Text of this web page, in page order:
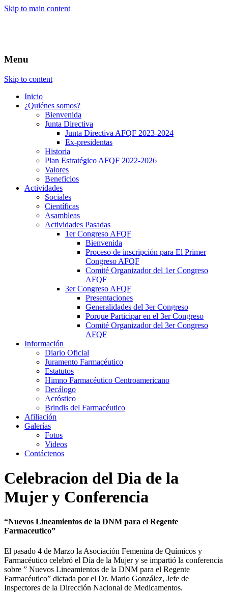
Skip to main content
Menu
Skip to content
Inicio
¿Quiénes somos?
Bienvenida
Junta Directiva
Junta Directiva AFQF 2023-2024
Ex-presidentas
Historia
Plan Estratégico AFQF 2022-2026
Valores
Beneficios
Actividades
Sociales
Científicas
Asambleas
Actividades Pasadas
1er Congreso AFQF
Bienvenida
Proceso de inscripción para El Primer
Congreso AFQF
Comité Organizador del 1er Congreso
AFQF
3er Congreso AFQF
Presentaciones
Generalidades del 3er Congreso
Porque Participar en el 3er Congreso
Comité Organizador del 3er Congreso
AFQF
Información
Diario Oficial
Juramento Farmacéutico
Estatutos
Himno Farmacéutico Centroamericano
Decálogo
Acróstico
Brindis del Farmacéutico
Afiliación
Galerías
Fotos
Videos
Contáctenos
Celebracion del Dia de la
Mujer y Conferencia
“Nuevos Lineamientos de la DNM para el Regente
Farmaceutico”
El pasado 4 de Marzo la Asociación Femenina de Químicos y
Farmacéutico celebró el Día de la Mujer y se impartió la conferencia
sobre ” Nuevos Lineamientos de la DNM para el Regente
Farmacéutico” dictada por el Dr. Mario González, Jefe de
Inspectores de la Dirección Nacional de Medicamentos.